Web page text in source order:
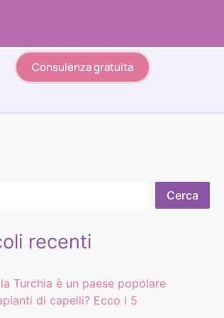
Consulenza gratuita
Cerca
recenti
Turchia è un paese popolare
di capelli? Ecco i 5